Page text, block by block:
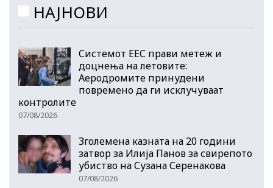
НАЈНОВИ
Системот ЕЕС прави метеж и
доцнења на летовите:
Аеродромите принудени
повремено да ги исклучуваат
контролите
07/08/2026
Зголемена казната на 20 години
затвор за Илија Панов за свирепото
убиство на Сузана Серенакова
07/08/2026